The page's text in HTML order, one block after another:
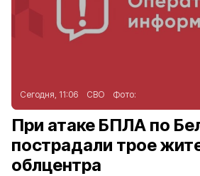
Сегодня, 11:06 СВО Фото:
При атаке БПЛА по
пострадали трое
облцентра